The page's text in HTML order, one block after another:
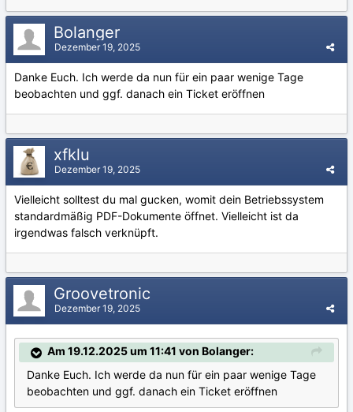
Bolanger
Dezember 19, 2025
Danke Euch. Ich werde da nun für ein paar wenige Tage
beobachten und ggf. danach ein Ticket eröffnen
xfklu
Dezember 19, 2025
Vielleicht solltest du mal gucken, womit dein Betriebssystem
standardmäßig PDF-Dokumente öffnet. Vielleicht ist da
irgendwas falsch verknüpft.
Groovetronic
Dezember 19, 2025
Am 19.12.2025 um 11:41 von Bolanger:
Danke Euch. Ich werde da nun für ein paar wenige Tage
beobachten und ggf. danach ein Ticket eröffnen